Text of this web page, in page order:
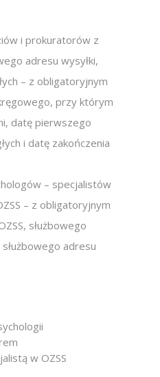
i prokuratorów z
adresu wysyłki,
– z obligatoryjnym
przy którym
datę pierwszego
i datę zakończenia
– specjalistów
– z obligatoryjnym
służbowego
adresu
w OZSS